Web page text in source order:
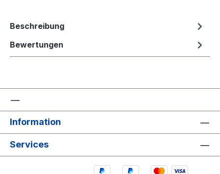
Beschreibung
Bewertungen
Information
Services